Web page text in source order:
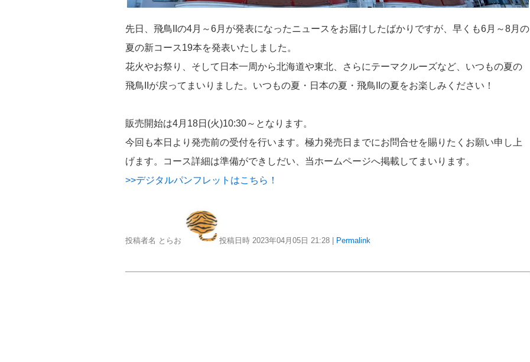
先日、飛鳥IIの4月～6月が発表になったニュースをお届けしたばかりですが、早くも6月～8月の
夏の新コース19本を発表いたしました。
花火やお祭り、そして日本一周から北海道や東北、さらにテーマクルーズなど、いつもの夏の
飛鳥IIが戻ってまいりました。いつもの夏・日本の夏・飛鳥IIの夏をお楽しみください！
販売開始は4月18日(火)10:30～となります。
今回も本日より発売前の受付を行います。極力発売日までにお問合せを賜りたくお願い申し上
げます。コース詳細は準備ができしだい、当ホームページへ掲載してまいります。
>>デジタルパンフレットはこちら！
投稿者名 とらお 投稿日時 2023年04月05日 21:28 Permalink